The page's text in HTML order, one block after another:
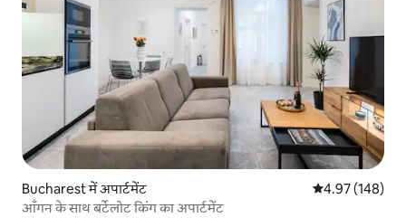
Bucharest में अपार्टमेंट औसत रेटिंग 5 में से
4.97 (148)
आँगन के साथ बर्टेलोट किंग का अपार्टमेंट